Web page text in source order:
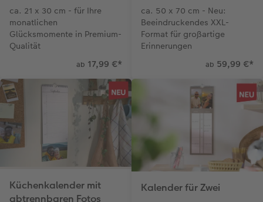
ca. 21 x 30 cm - für Ihre
monatlichen
Glücksmomente in Premium-
Qualität
ab 17,99 €*
ca. 50 x 70 cm - Neu:
Beeindruckendes XXL-
Format für großartige
Erinnerungen
ab 59,99 €*
Küchenkalender mit
abtrennbaren Fotos
Kalender für Zwei